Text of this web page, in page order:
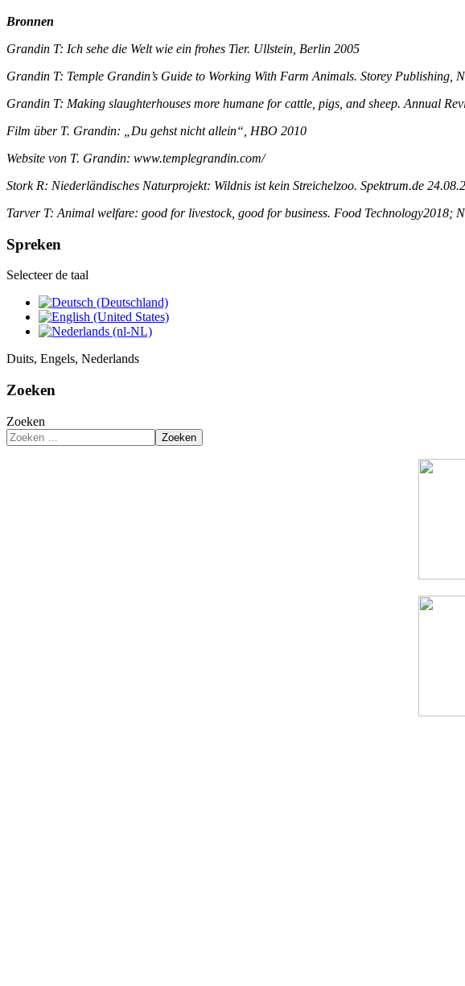
Bronnen
Grandin T: Ich sehe die Welt wie ein frohes Tier. Ullstein, Berlin 2005
Grandin T: Temple Grandin’s Guide to Working With Farm Animals. Storey Publishing,
Grandin T: Making slaughterhouses more humane for cattle, pigs, and sheep. Annual
Film über T. Grandin: „Du gehst nicht allein“, HBO 2010
Website von T. Grandin: www.templegrandin.com/
Stork R: Niederländisches Naturprojekt: Wildnis ist kein Streichelzoo. Spektrum.de
Tarver T: Animal welfare: good for livestock, good for business. Food Technology2018;
Spreken
Selecteer de taal
Duits, Engels, Nederlands
Zoeken
Zoeken
Zoeken